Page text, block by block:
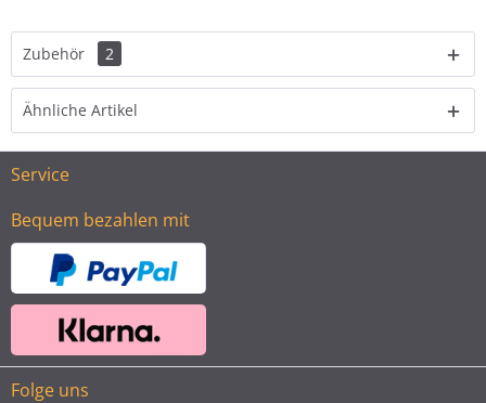
Zubehör 2
Ähnliche Artikel
Service
Bequem bezahlen mit
Folge uns